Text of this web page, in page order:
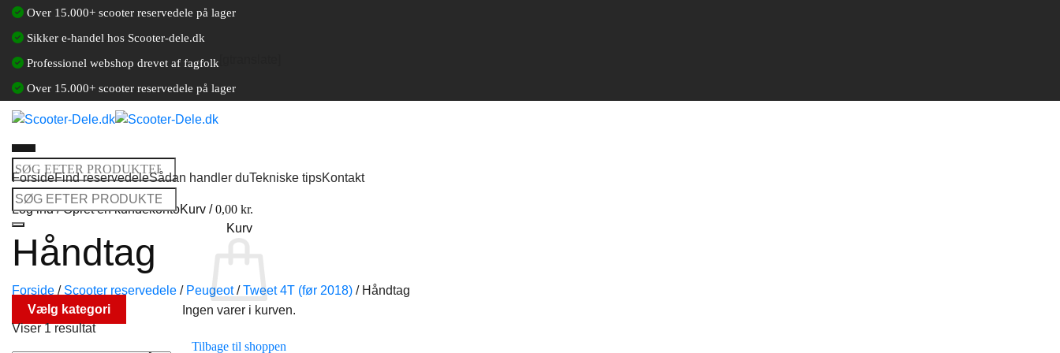
Fortsæt
indhold
Over 15.000+ scooter reservedele på lager
Sikker e-handel hos Scooter-dele.dk
Professionel webshop drevet af fagfolk
Over 15.000+ scooter reservedele på lager
Søg
efter:
Log ind / Opret en kundekontoKurv /0,00 kr.
Kurv
Ingen varer i kurven.
Tilbage til shoppen
ForsideFind reservedeleSådan handler duTekniske tipsKontakt
Søg
efter:
Håndtag
Forside / Scooter reservedele / Peugeot / Tweet 4T (før 2018) /Håndtag
Vælg kategori
Viser 1 resultat